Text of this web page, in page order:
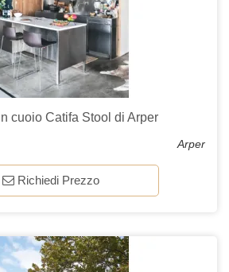
cuoio Catifa Stool di Arper
Arper
Richiedi Prezzo